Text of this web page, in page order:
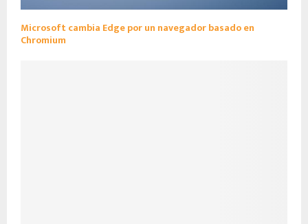
Microsoft cambia Edge por un navegador basado en
Chromium